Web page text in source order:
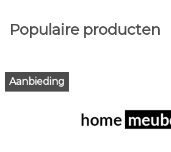
Populaire producten
Aanbieding